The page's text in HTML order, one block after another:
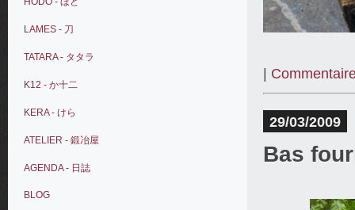
LAMES - 刀
TATARA - タタラ
K12 - か十二
KERA - けら
ATELIER - 鍛冶屋
AGENDA - 日誌
BLOG
|
29/03/2009
Bas